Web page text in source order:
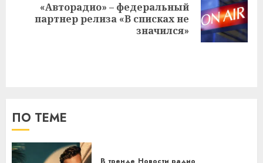
Следующая
«Авторадио» – федеральный
партнер релиза «В списках не
значился»
ПО ТЕМЕ